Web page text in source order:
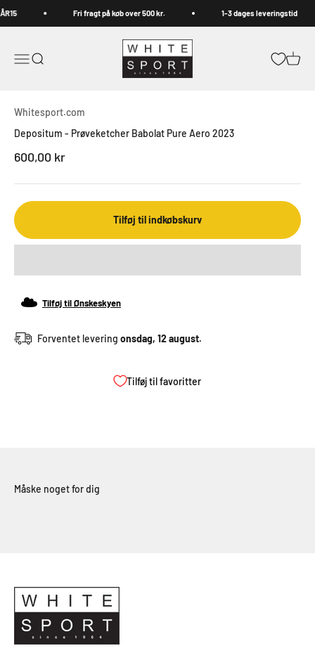
Spring til indhold
Fri fragt på køb over 500 kr. 1-3 dages leveringstid
Åbn navigationsmenu
Åbn søgefunktion
Whitesport.com
Åbn
Whitesport.com
Depositum - Prøveketcher Babolat Pure Aero 2023
Salgspris
600,00 kr
Tilføj til indkøbskurv
Tilføj til Ønskeskyen
Forventet levering onsdag, 12 august.
Tilføj til favoritter